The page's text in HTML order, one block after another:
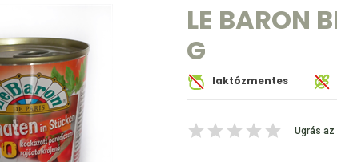
LE BARON
G
laktózmentes
Ugrás